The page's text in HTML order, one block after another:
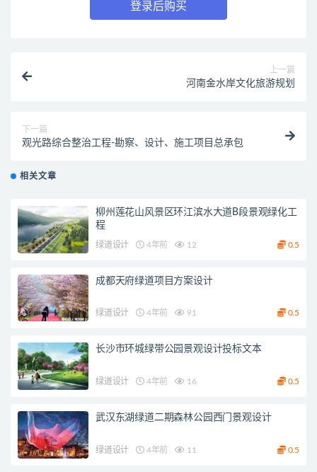
登录后购买
上一篇
河南金水岸文化旅游规划
下一篇
观光路综合整治工程-勘察、设计、施工项目总承包
相关文章
柳州莲花山风景区环江滨水大道B段景观绿化工
程
绿道设计 4年前 12 0.5
成都天府绿道项目方案设计
绿道设计 4年前 91 0.5
长沙市环城绿带公园景观设计投标文本
绿道设计 4年前 16 0.5
武汉东湖绿道二期森林公园西门景观设计
绿道设计 4年前 11 0.5